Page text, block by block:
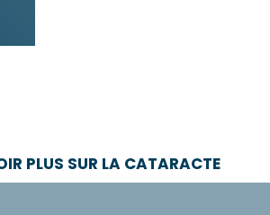
PLUS SUR LA CATARACTE